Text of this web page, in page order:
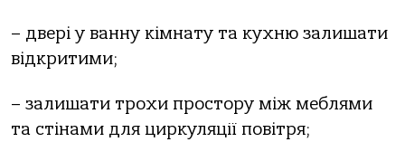
– двері у ванну кімнату та кухню залишати
відкритими;
– залишати трохи простору між меблями
та стінами для циркуляції повітря;